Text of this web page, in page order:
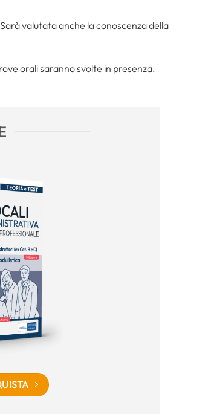
valutata anche la conoscenza della
orali saranno svolte in presenza.